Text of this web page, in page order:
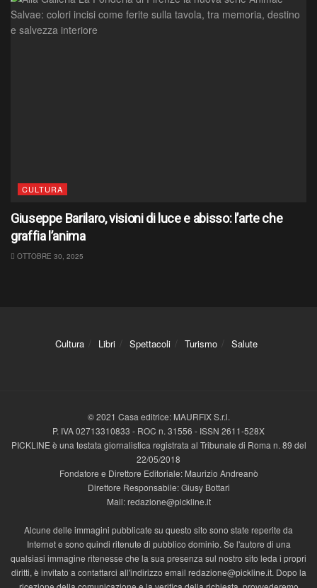
CULTURA
Giuseppe Barilaro, visioni di luce e abisso: l’arte che
graffia l’anima
OTTOBRE 30, 2025
Cultura Libri Spettacoli Turismo Salute
© 2021 Casa editrice: MAURFIX S.r.l.
P. IVA 02713310833 - ROC n. 31556 - ISSN 2611-528X
PICKLINE è una testata giornalistica registrata al Tribunale di Roma n. 89 del
22/05/2018
Fondatore e Direttore Editoriale: Maurizio Andreanò
Direttore Responsabile: Giusy Bottari
Mail: redazione@pickline.it
Alcune delle immagini pubblicate su questo sito sono state reperite da
Internet e sono quindi ritenute di pubblico dominio. Se l'autore di una
qualsiasi immagine ritenesse che la sua presenza sul nostro sito leda i propri
diritti, è invitato a contattarci all'indirizzo email redazione@pickline.it. Dopo la